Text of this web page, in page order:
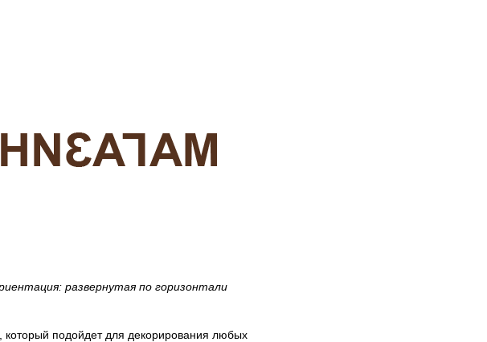
развернутая по горизонтали
который подойдет для декорирования любых